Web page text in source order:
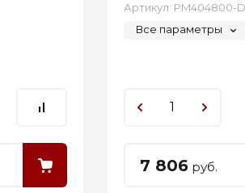
Артикул: PM404800-
Все параметры
7 806руб.